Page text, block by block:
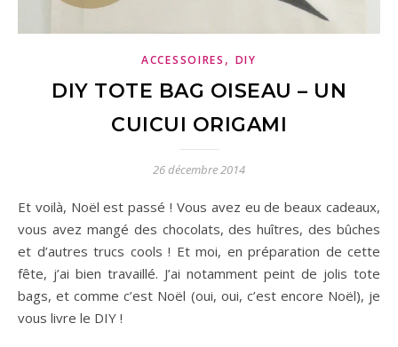
ACCESSOIRES , DIY
DIY TOTE BAG OISEAU – UN
CUICUI ORIGAMI
26 décembre 2014
Et voilà, Noël est passé ! Vous avez eu de beaux cadeaux,
vous avez mangé des chocolats, des huîtres, des bûches
et d’autres trucs cools ! Et moi, en préparation de cette
fête, j’ai bien travaillé. J’ai notamment peint de jolis tote
bags, et comme c’est Noël (oui, oui, c’est encore Noël), je
vous livre le DIY !